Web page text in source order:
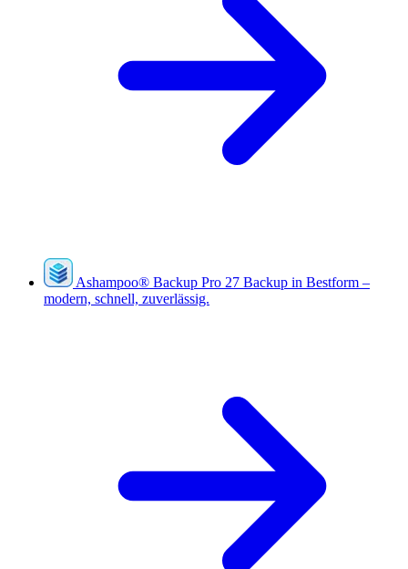
Ashampoo® Backup Pro 27 Backup in Bestform –
modern, schnell, zuverlässig.